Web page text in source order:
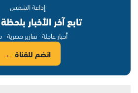
إذاعة الشمس
تابع آخر الأخبار
أخبار عاجلة · تقارير حصرية
انضم للقناة ←